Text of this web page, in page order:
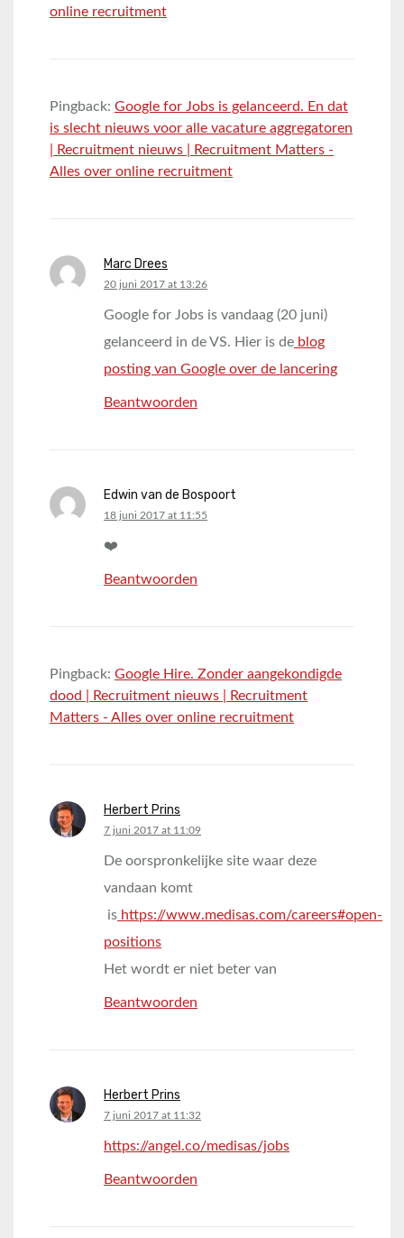
online recruitment
Pingback: Google for Jobs is gelanceerd. En dat
is slecht nieuws voor alle vacature aggregatoren
| Recruitment nieuws | Recruitment Matters -
Alles over online recruitment
Marc Drees
says:
20 juni 2017 at 13:26
Google for Jobs is vandaag (20 juni)
gelanceerd in de VS. Hier is de blog
posting van Google over de lancering
Beantwoorden
Edwin van de Bospoort
says:
18 juni 2017 at 11:55
❤️
Beantwoorden
Pingback: Google Hire. Zonder aangekondigde
dood | Recruitment nieuws | Recruitment
Matters - Alles over online recruitment
Herbert Prins
says:
7 juni 2017 at 11:09
De oorspronkelijke site waar deze
vandaan komt
is https://www.medisas.com/careers#open-
positions
Het wordt er niet beter van
Beantwoorden
Herbert Prins
says:
7 juni 2017 at 11:32
https://angel.co/medisas/jobs
Beantwoorden